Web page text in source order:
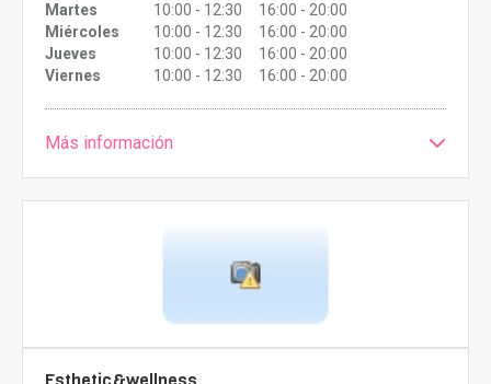
Martes
10:00 - 12:30 16:00 - 20:00
Miércoles
10:00 - 12:30 16:00 - 20:00
Jueves
10:00 - 12:30 16:00 - 20:00
Viernes
10:00 - 12:30 16:00 - 20:00
Más información